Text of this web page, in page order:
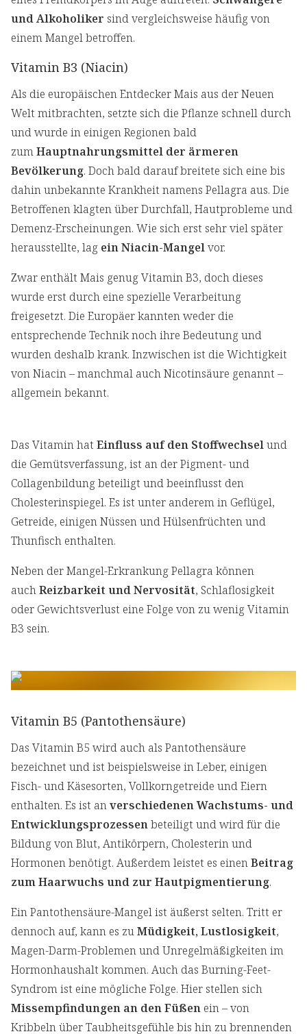
und Alkoholiker sind vergleichsweise häufig von
einem Mangel betroffen.
Vitamin B3 (Niacin)
Als die europäischen Entdecker Mais aus der Neuen
Welt mitbrachten, setzte sich die Pflanze schnell durch
und wurde in einigen Regionen bald
zumHauptnahrungsmittel der ärmeren
Bevölkerung. Doch bald darauf breitete sich eine bis
dahin unbekannte Krankheit namens Pellagra aus. Die
Betroffenen klagten über Durchfall, Hautprobleme und
Demenz-Erscheinungen. Wie sich erst sehr viel später
herausstellte, lag ein Niacin-Mangelvor.
Zwar enthält Mais genug Vitamin B3, doch dieses
wurde erst durch eine spezielle Verarbeitung
freigesetzt. Die Europäer kannten weder die
entsprechende Technik noch ihre Bedeutung und
wurden deshalb krank. Inzwischen ist die Wichtigkeit
von Niacin – manchmal auch Nicotinsäure genannt –
allgemein bekannt.
Das Vitamin hat Einfluss auf den Stoffwechselund
die Gemütsverfassung, ist an der Pigment- und
Collagenbildung beteiligt und beeinflusst den
Cholesterinspiegel. Es ist unter anderem in Geflügel,
Getreide, einigen Nüssen und Hülsenfrüchten und
Thunfisch enthalten.
Neben der Mangel-Erkrankung Pellagra können
auchReizbarkeit und Nervosität, Schlaflosigkeit
oder Gewichtsverlust eine Folge von zu wenig Vitamin
B3 sein.
Vitamin B5 (Pantothensäure)
Das Vitamin B5 wird auch als Pantothensäure
bezeichnet und ist beispielsweise in Leber, einigen
Fisch- und Käsesorten, Vollkorngetreide und Eiern
enthalten. Es ist anverschiedenen Wachstums- und
Entwicklungsprozessenbeteiligt und wird für die
Bildung von Blut, Antikörpern, Cholesterin und
Hormonen benötigt. Außerdem leistet es einenBeitrag
zum Haarwuchs und zur Hautpigmentierung.
Ein Pantothensäure-Mangel ist äußerst selten. Tritt er
dennoch auf, kann es zuMüdigkeit, Lustlosigkeit,
Magen-Darm-Problemen und Unregelmäßigkeiten im
Hormonhaushalt kommen. Auch das Burning-Feet-
Syndrom ist eine mögliche Folge. Hier stellen sich
Missempfindungen an den Füßen ein – von
Kribbeln über Taubheitsgefühle bis hin zu brennenden